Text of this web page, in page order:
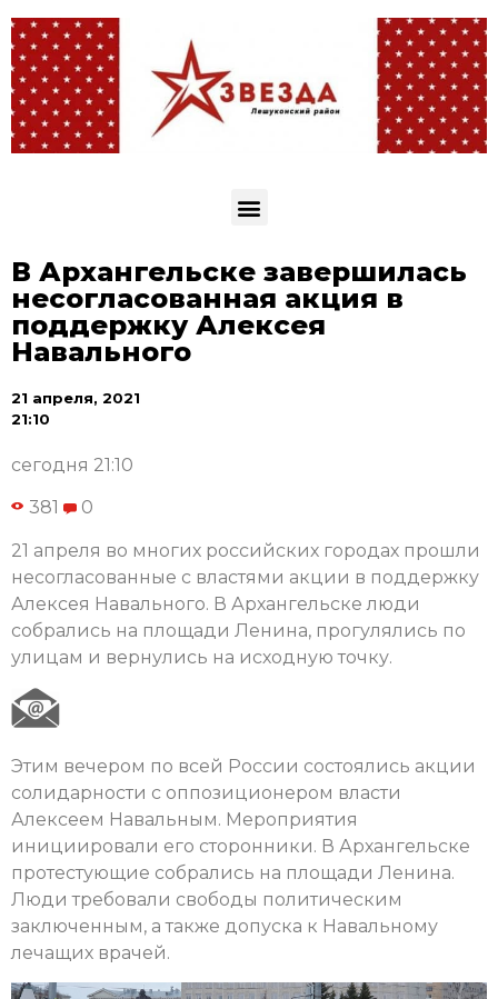
В Архангельске завершилась
несогласованная акция в
поддержку Алексея
Навального
21 апреля, 2021
21:10
сегодня 21:10
381 0
21 апреля во многих российских городах прошли
несогласованные с властями акции в поддержку
Алексея Навального. В Архангельске люди
собрались на площади Ленина, прогулялись по
улицам и вернулись на исходную точку.
Этим вечером по всей России состоялись акции
солидарности с оппозиционером власти
Алексеем Навальным. Мероприятия
инициировали его сторонники. В Архангельске
протестующие собрались на площади Ленина.
Люди требовали свободы политическим
заключенным, а также допуска к Навальному
лечащих врачей.